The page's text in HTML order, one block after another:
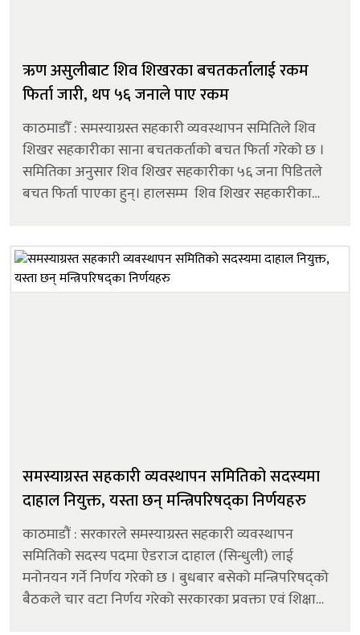
ऋण असुलीबाट शिव शिखरका बचतकर्तालाई रकम
फिर्ता जारी, थप ५६ जनाले पाए रकम
काठमाडौँ : समस्याग्रस्त सहकारी व्यवस्थापन समितिले शिव
शिखर सहकारीका साना बचतकर्ताको बचत फिर्ता गरेको छ ।
समितिका अनुसार शिव शिखर सहकारीका ५६ जना पिडितले
बचत फिर्ता पाएका हुन्। हालसम्म शिव शिखर सहकारीका
समस्याग्रस्त सहकारी व्यवस्थापन समितिको सदस्यमा
दाहाल नियुक्त, यस्ता छन् मन्त्रिपरिषद्का निर्णयहरु
काठमाडौं : सरकारले समस्याग्रस्त सहकारी व्यवस्थापन
समितिको सदस्य पदमा ऐडराज दाहाल (सिन्धुली) लाई
मनोनयन गर्ने निर्णय गरेको छ । बुधबार बसेको मन्त्रिपरिषद्को
बैठकले चार वटा निर्णय गरेको सरकारका प्रवक्ता एवं शिक्षा